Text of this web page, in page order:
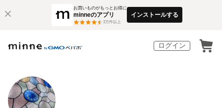
お買いものがもっとお得に
minneのアプリ
3万件以上
インストールする
ログイン